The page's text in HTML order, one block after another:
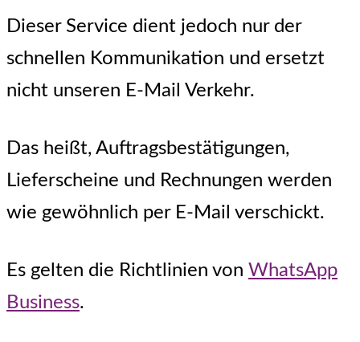
Dieser Service dient jedoch nur der
schnellen Kommunikation und ersetzt
nicht unseren E-Mail Verkehr.
Das heißt, Auftragsbestätigungen,
Lieferscheine und Rechnungen werden
wie gewöhnlich per E-Mail verschickt.
Es gelten die Richtlinien von WhatsApp
Business.